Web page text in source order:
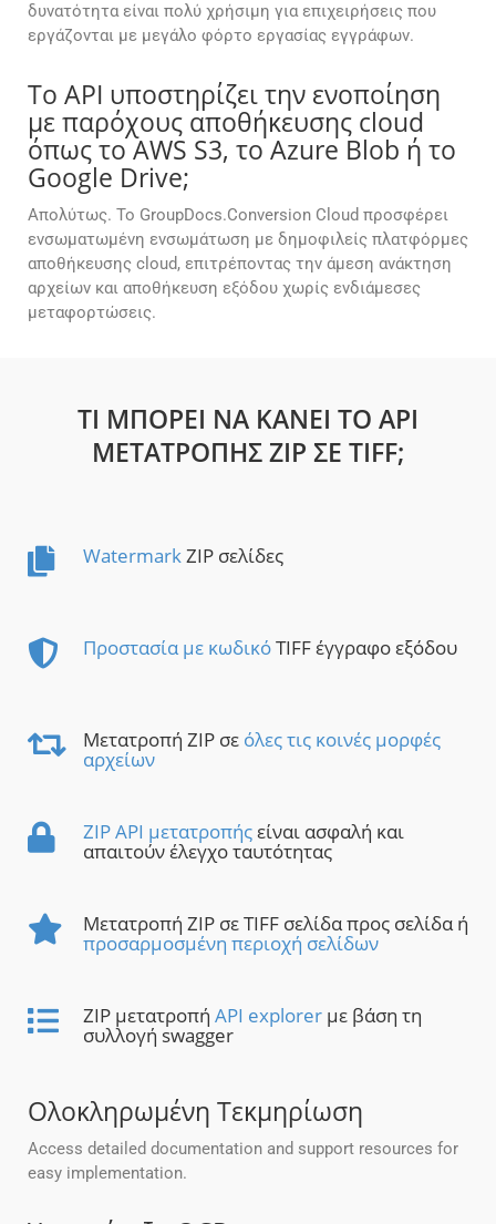
δυνατότητα είναι πολύ χρήσιμη για επιχειρήσεις που
εργάζονται με μεγάλο φόρτο εργασίας εγγράφων.
Το API υποστηρίζει την ενοποίηση
με παρόχους αποθήκευσης cloud
όπως το AWS S3, το Azure Blob ή το
Google Drive;
Απολύτως. Το GroupDocs.Conversion Cloud προσφέρει
ενσωματωμένη ενσωμάτωση με δημοφιλείς πλατφόρμες
αποθήκευσης cloud, επιτρέποντας την άμεση ανάκτηση
αρχείων και αποθήκευση εξόδου χωρίς ενδιάμεσες
μεταφορτώσεις.
ΤΙ ΜΠΟΡΕΊ ΝΑ ΚΆΝΕΙ ΤΟ API
ΜΕΤΑΤΡΟΠΉΣ ZIP ΣΕ TIFF;
WatermarkZIP σελίδες
Προστασία με κωδικόTIFF έγγραφο εξόδου
Μετατροπή ZIP σε όλες τις κοινές μορφές
αρχείων
ZIP API μετατροπήςείναι ασφαλή και
απαιτούν έλεγχο ταυτότητας
Μετατροπή ZIP σε TIFF σελίδα προς σελίδα ή
προσαρμοσμένη περιοχή σελίδων
ZIP μετατροπή API explorer με βάση τη
συλλογή swagger
Ολοκληρωμένη Τεκμηρίωση
Access detailed documentation and support resources for
easy implementation.